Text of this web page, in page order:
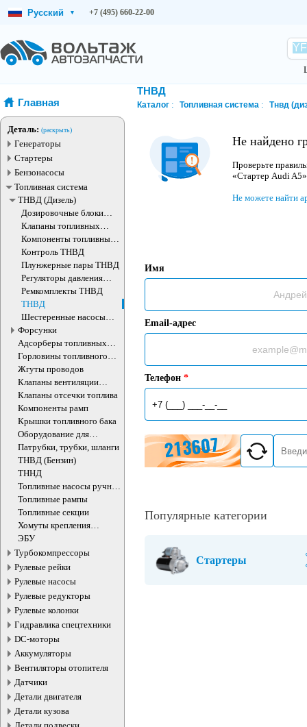
Русский ▾ +7 (495) 660-22-00
Главная
Деталь: (раскрыть)
Генераторы
Стартеры
Бензонасосы
Топливная система
ТНВД (Дизель)
Дозировочные блоки
ТНВД
Клапаны топливных
насосов
Компоненты топливных
насосов
Контроль ТНВД
Плунжерные пары ТНВД
Регуляторы давления
ТНВД
Ремкомплекты ТНВД
ТНВД
Шестеренные насосы
ТНВД
Форсунки
Адсорберы топливных
паров
Горловины топливного
бака
Жгуты проводов
Клапаны вентиляции
топливного бака
Клапаны отсечки топлива
Компоненты рамп
Крышки топливного бака
Оборудование для
топливной аппаратуры
Патрубки, трубки, шланги
ТНВД (Бензин)
ТННД
Топливные насосы ручной
подкачки
Топливные рампы
Топливные секции
Хомуты крепления
топливного бака
ЭБУ
Турбокомпрессоры
Рулевые рейки
Рулевые насосы
Рулевые редукторы
Рулевые колонки
Гидравлика спецтехники
DC-моторы
Аккумуляторы
Вентиляторы отопителя
Датчики
Детали двигателя
Детали кузова
ТНВД
Каталог Топливная система Тнвд
Не найдено
Проверьте
«Стартер Audi
Не можете найти
Имя
Email-адрес
Телефон *
Популярные категории
Стартеры